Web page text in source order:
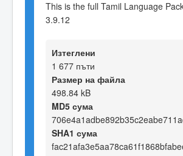
This is the full Tamil Language
3.9.12
Изтеглени
1 677 пъти
Размер на файла
498.84 kB
MD5 сума
SHA1 сума